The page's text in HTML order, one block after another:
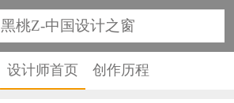
黑桃Z-中国设计之窗
设计师首页 创作历程